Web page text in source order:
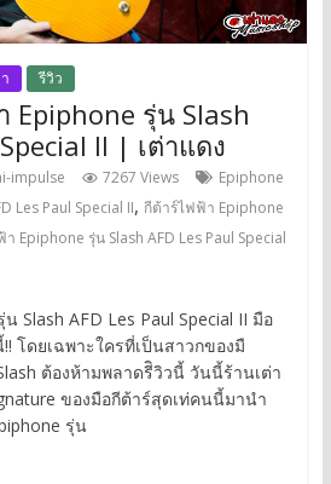
รีวิว
Epiphone รุ่น Slash
ll | เต่าแดง
impulse 7267 Views
Epiphone
Les Paul Special II, กีต้าร์ไฟฟ้า Epiphone
Epiphone รุ่น Slash AFD Les Paul Special
Slash AFD Les Paul Special II มือ
โดยเฉพาะใครที่เป็นสาวกของมื
ต้องห้ามพลาดรีิวิวนี้ วันนี้ร้านเต่า
ของมือกีต้าร์สุดเท่คนนี้มานำ
รุ่น